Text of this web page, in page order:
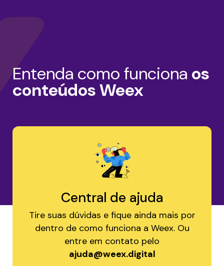
Entenda como funciona os
conteúdos Weex
Central de ajuda
Tire suas dúvidas e fique ainda mais por
dentro de como funciona a Weex. Ou
entre em contato pelo
ajuda@weex.digital